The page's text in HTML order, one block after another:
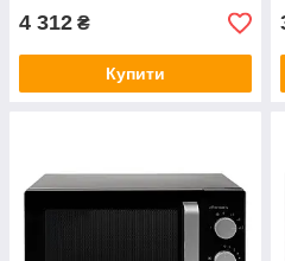
4 312 ₴
Купити